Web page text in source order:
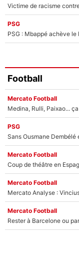
PSG
PSG : Mbappé achève
Football
Mercato Football
PSG
Mercato Football
Mercato Football
Mercato Football